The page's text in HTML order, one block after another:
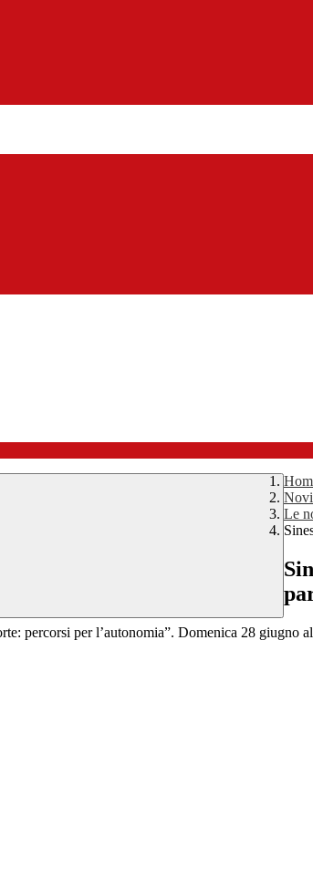
Le
percorsi per l’autonomia”. Domenica 28 giugno